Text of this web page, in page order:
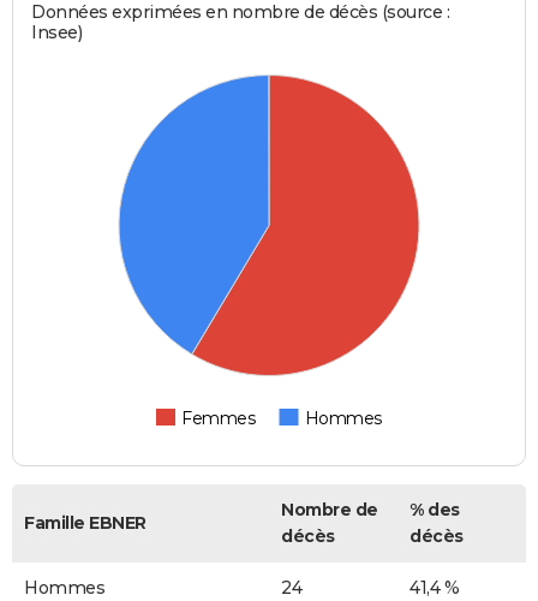
Données exprimées en nombre de décès (source :
Insee)
Femmes Hommes
Famille EBNER
Nombre de
décès
% des
décès
Hommes 24 41,4 %